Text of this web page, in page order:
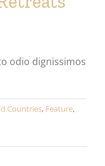
odio dignissimos
Countries, Feature,